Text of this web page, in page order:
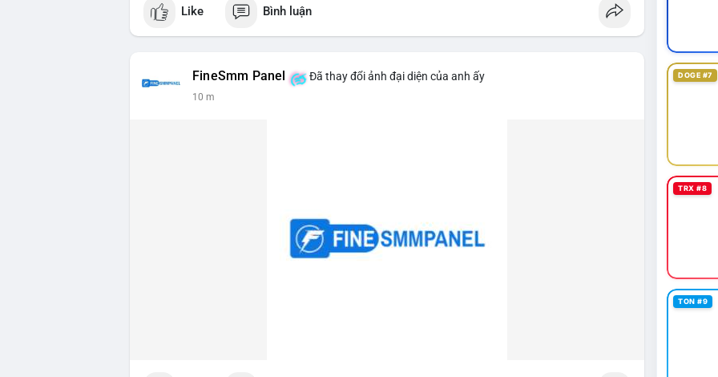
Like Bình luận
FineSmm Panel Đã thay đổi ảnh đại diện của anh ấy
10 m
DOGE #7
TRX #8
TON #9